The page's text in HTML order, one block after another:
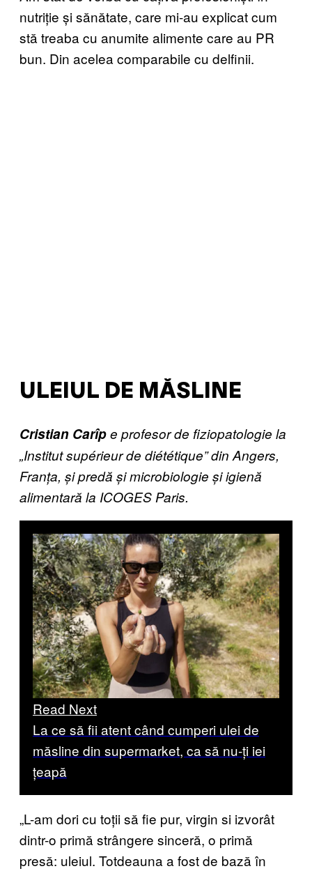
nutriție și sănătate, care mi-au explicat cum
stă treaba cu anumite alimente care au PR
bun. Din acelea comparabile cu delfinii.
ULEIUL DE MĂSLINE
Cristian Carîpe profesor de fiziopatologie la
„Institut supérieur de diététique” din Angers,
Franța, și predă și microbiologie și igienă
alimentară la ICOGES Paris.
Read Next
La ce să fii atent când cumperi ulei de
măsline din supermarket, ca să nu-ți iei
țeapă
„L-am dori cu toții să fie pur, virgin si izvorât
dintr-o primă strângere sinceră, o primă
presă: uleiul. Totdeauna a fost de bază în